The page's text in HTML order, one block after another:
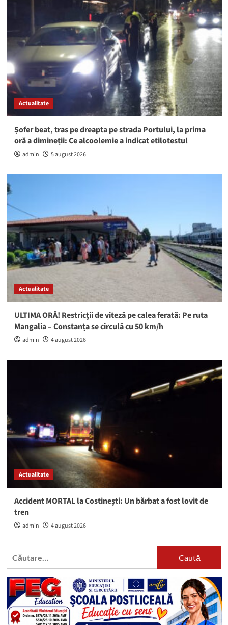
Actualitate
Șofer beat, tras pe dreapta pe strada Portului, la prima
oră a dimineții: Ce alcoolemie a indicat etilotestul
admin 5 august 2026
Actualitate
ULTIMA ORĂ! Restricții de viteză pe calea ferată: Pe ruta
Mangalia – Constanța se circulă cu 50 km/h
admin 4 august 2026
Actualitate
Accident MORTAL la Costinești: Un bărbat a fost lovit de
tren
admin 4 august 2026
Caută